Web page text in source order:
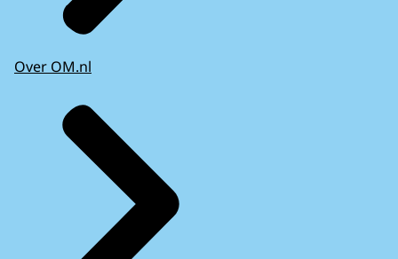
Over OM.nl